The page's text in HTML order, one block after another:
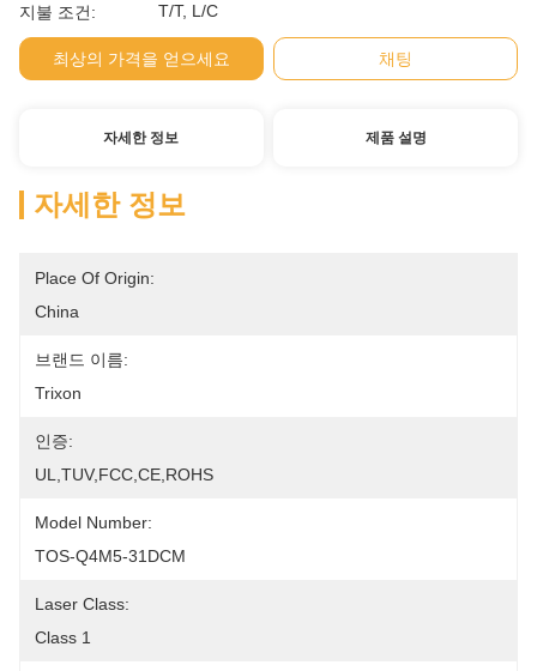
지불 조건: T/T, L/C
최상의 가격을 얻으세요 채팅
자세한 정보 제품 설명
자세한 정보
Place Of Origin:
China
브랜드 이름:
Trixon
인증:
UL,TUV,FCC,CE,ROHS
Model Number:
TOS-Q4M5-31DCM
Laser Class:
Class 1